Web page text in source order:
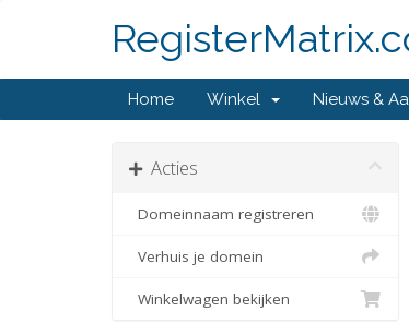
Home Winkel Nieuws &
Acties
Domeinnaam registreren
Verhuis je domein
Winkelwagen bekijken